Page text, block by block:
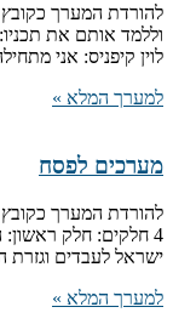
להורדת המערך כקובץ
וללמד אותם את
לוין קיפניס: אני
למערך המלא »
מערכים לפסח
4 חלקים: חלק
ישראל לעבדים וגזרת
למערך המלא »